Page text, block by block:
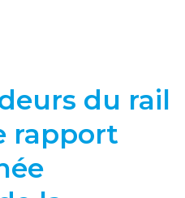
du rail
rapport